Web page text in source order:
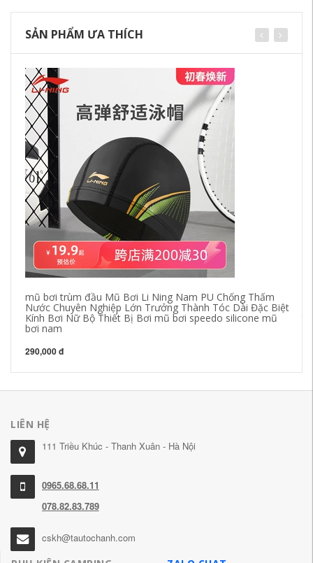
SẢN PHẨM ƯA THÍCH
mũ bơi trùm đầu Mũ Bơi Li Ning Nam PU Chống Thấm
Nước Chuyên Nghiệp Lớn Trưởng Thành Tóc Dài Đặc Biệt
Kính Bơi Nữ Bộ Thiết Bị Bơi mũ bơi speedo silicone mũ
bơi nam
290,000 đ
LIÊN HỆ
111 Triều Khúc - Thanh Xuân - Hà Nội
0965.68.68.11
078.82.83.789
cskh@tautochanh.com